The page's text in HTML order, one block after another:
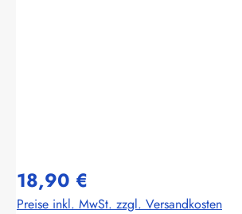
18,90 €
Preise inkl. MwSt. zzgl. Versandkosten